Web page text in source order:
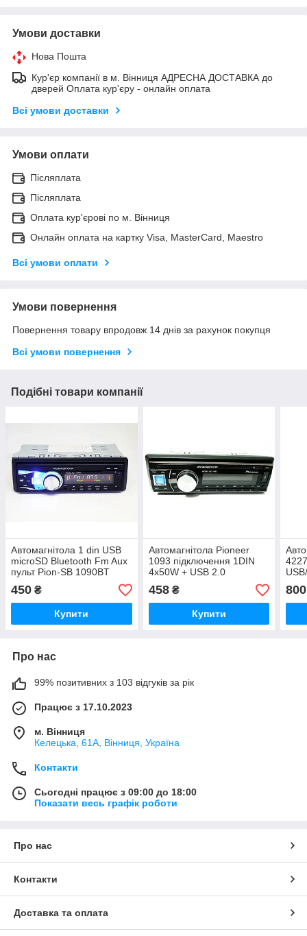
Умови доставки
Нова Пошта
Кур'єр компанії в м. Вінниця АДРЕСНА ДОСТАВКА до
дверей Оплата кур'єру - онлайн оплата
Всі умови доставки
Умови оплати
Післяплата
Післяплата
Оплата кур'єрові по м. Вінниця
Онлайн оплата на картку Visa, MasterCard, Maestro
Всі умови оплати
Умови повернення
Повернення товару впродовж 14 днів за рахунок покупця
Всі умови повернення
Подібні товари компанії
Автомагнітола 1 din USB
microSD Bluetooth Fm Aux
пульт Pion-SВ 1090BT
450 ₴
Купити
Автомагнітола Pioneer
1093 підключення 1DIN
4х50W + USB 2.0
порт/SD/MMC
слот/Fm/Aux і Пульт ДУ
Чорний
458₴
Купити
800
Про нас
99% позитивних з 103 відгуків за рік
Працює з 17.10.2023
м. Вінниця
Келецька, 61А, Вінниця, Україна
Контакти
Сьогодні працює з 09:00 до 18:00
Показати весь графік роботи
Про нас
Контакти
Доставка та оплата